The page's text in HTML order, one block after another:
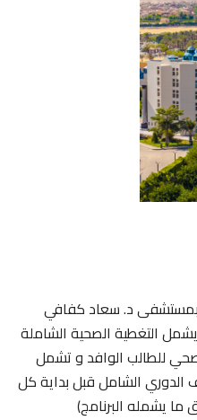
بمستشفى د. سعاد كفافي
دولار سنوياً يشمل التغطية الصحية الشاملة
للطالب الوافد و تشمل
الدوري الشامل قبل بداية كل
يشمله البرنامج)